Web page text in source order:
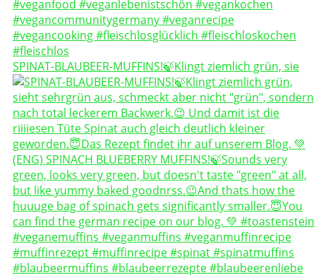
SPINAT-BLAUBEER-MUFFINS!🍃Klingt ziemlich grün, sie